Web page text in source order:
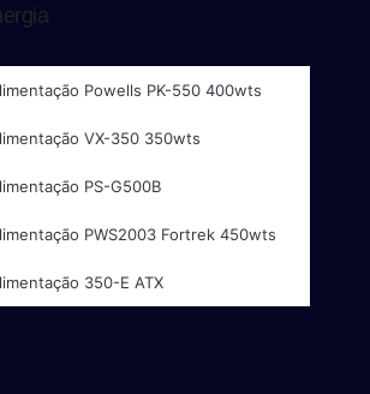
Powells PK-550 400wts
VX-350 350wts
PS-G500B
PWS2003 Fortrek 450wts
350-E ATX